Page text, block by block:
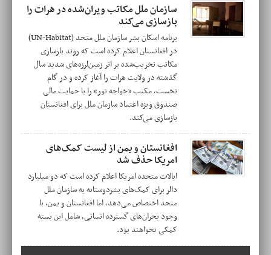
سازمان ملل مکاتب ویران‌شده در هرات را
بازسازی می‌کند
برنامه اسکان بشر سازمان ملل متحد (UN-Habitat)
در افغانستان اعلام کرده است که روند بازسازی
مکاتب تخریب‌شده بر اثر زمین‌لرزه‌های شدید سال
گذشته در ولایت هرات را آغاز کرده و در گام
نخست، مکتب «خواجه نور» را با حمایت مالی
صندوق ویژه اعتماد سازمان ملل برای افغانستان
بازسازی می‌کند.
افغانستان و یمن از لیست کمک‌های
امریکا حذف شد
ایالات متحده امریکا اعلام کرده است که دو میلیارد
دالر برای کمک‌های بشردوستانه به سازمان ملل
متحد اختصاص می‌دهد، اما افغانستان و یمن، با
وجود بحران‌های گسترده انسانی، شامل این بسته
کمکی نخواهند بود.